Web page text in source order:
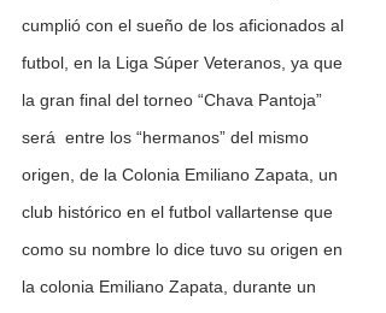
cumplió con el sueño de los aficionados al
futbol, en la Liga Súper Veteranos, ya que
la gran final del torneo “Chava Pantoja”
será  entre los “hermanos” del mismo
origen, de la Colonia Emiliano Zapata, un
club histórico en el futbol vallartense que
como su nombre lo dice tuvo su origen en
la colonia Emiliano Zapata, durante un